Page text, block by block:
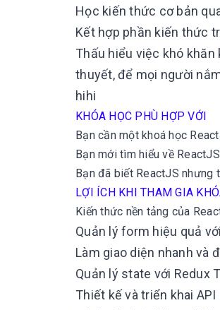
Học kiến thức cơ bản
Kết hợp phần kiến thức
Thấu hiểu việc khó
thuyết, để mọi người
hihi
KHÓA HỌC PHÙ HỢP VỚI
Bạn cần một khoá học
Bạn mới tìm hiểu về
Bạn đã biết ReactJS nhưng
LỢI ÍCH KHI THAM GIA
Kiến thức nền tảng của
Quản lý form hiệu quả
Làm giao diện nhanh và
Quản lý state với Redux
Thiết kế và triển khai